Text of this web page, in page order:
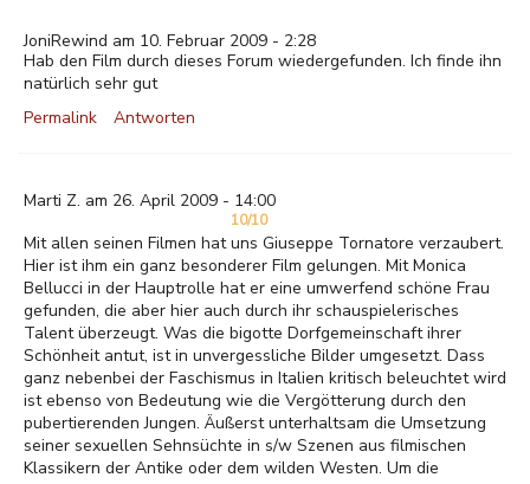
JoniRewind am 10. Februar 2009 - 2:28
Hab den Film durch dieses Forum wiedergefunden. Ich finde ihn
natürlich sehr gut
Permalink
Antworten
Marti Z. am 26. April 2009 - 14:00
10/10
Mit allen seinen Filmen hat uns Giuseppe Tornatore verzaubert.
Hier ist ihm ein ganz besonderer Film gelungen. Mit Monica
Bellucci in der Hauptrolle hat er eine umwerfend schöne Frau
gefunden, die aber hier auch durch ihr schauspielerisches
Talent überzeugt. Was die bigotte Dorfgemeinschaft ihrer
Schönheit antut, ist in unvergessliche Bilder umgesetzt. Dass
ganz nebenbei der Faschismus in Italien kritisch beleuchtet wird
ist ebenso von Bedeutung wie die Vergötterung durch den
pubertierenden Jungen. Äußerst unterhaltsam die Umsetzung
seiner sexuellen Sehnsüchte in s/w Szenen aus filmischen
Klassikern der Antike oder dem wilden Westen. Um die